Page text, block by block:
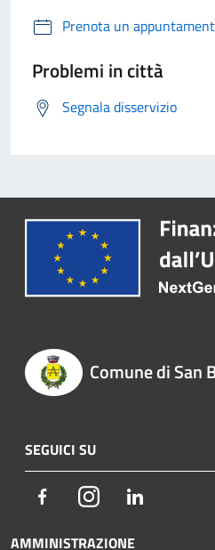
Prenota un
Problemi in città
Segnala disservizio
Comune di San
SEGUICI SU
FacebookInstagram
AMMINISTRAZIONE